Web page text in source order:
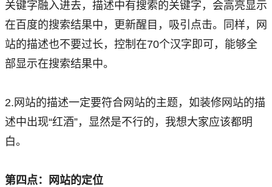
关键字融入进去，描述中有搜索的关键字，会高亮显示
在百度的搜索结果中，更新醒目，吸引点击。同样，网
站的描述也不要过长，控制在70个汉字即可，能够全
部显示在搜索结果中。
2.网站的描述一定要符合网站的主题，如装修网站的描
述中出现“红酒”，显然是不行的，我想大家应该都明
白。
第四点：网站的定位